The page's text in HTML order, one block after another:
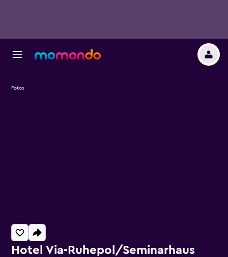
Hotel Via-Ruhepol/Seminarhaus
Fotos